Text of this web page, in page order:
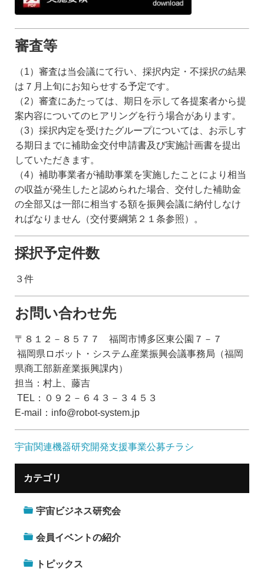
審査等
（1）審査は当会議にて行い、採択内定・不採択の結果
は７月上旬にお知らせする予定です。
（2）審査にあたっては、期日を示して各提案者から提
案内容についてのヒアリングを行う場合があります。
（3）採択内定を受けたグループについては、お示しす
る期日までに補助金交付申請書及び実施計画書を提出
していただきます。
（4）補助事業者が補助事業を実施したことにより相当
の収益が発生したと認められた場合、交付した補助金
の全部又は一部に相当する額を振興会議に納付しなけ
ればなりません（交付要綱第２１条参照）。
採択予定件数
３件
お問い合わせ先
〒８１２－８５７７ 福岡市博多区東公園７－７
福岡県ロボット・システム産業振興会議事務局（福岡
県商工部新産業振興課内）
担当：村上、藤吉
TEL：０９２－６４３－３４５３
E-mail：info@robot-system.jp
宇宙関連機器研究開発支援事業公募チラシ
カテゴリ
宇宙ビジネス研究会
会員イベントの紹介
トピックス